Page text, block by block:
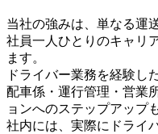
当社の強みは、単なる運
社員一人ひとりのキャリ
ます。
ドライバー業務を経験し
配車係・運行管理・営業
ョンへのステップアップ
社内には、実際にドライ